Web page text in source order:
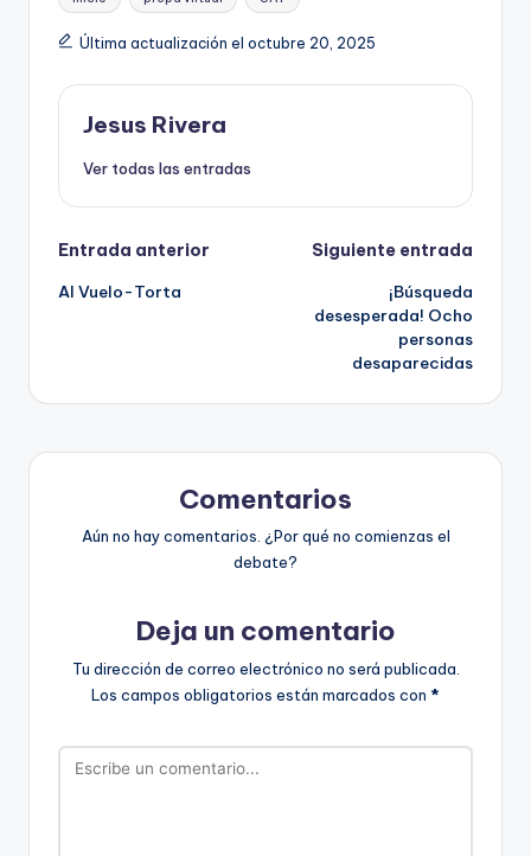
Última actualización el octubre 20, 2025
Jesus Rivera
Ver todas las entradas
Navegación
de
Entrada anterior
Al Vuelo-Torta
Siguiente entrada
¡Búsqueda
desesperada! Ocho
personas
desaparecidas
Comentarios
Aún no hay comentarios. ¿Por qué no comienzas el
debate?
Deja un comentario
Tu dirección de correo electrónico no será publicada.
Los campos obligatorios están marcados con *